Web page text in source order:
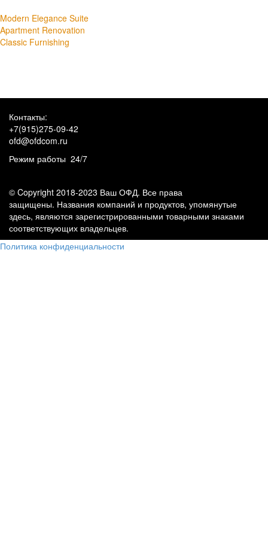
Modern Elegance Suite
Apartment Renovation
Classic Furnishing
Контакты:
+7(915)275-09-42
ofd@ofdcom.ru
Режим работы 24/7
© Copyright 2018-2023 Ваш ОФД. Все права
защищены. Названия компаний и продуктов, упомянутые
здесь, являются зарегистрированными товарными знаками
соответствующих владельцев.
Политика конфиденциальности